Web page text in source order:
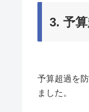
3. 予
予算超過を
ました。